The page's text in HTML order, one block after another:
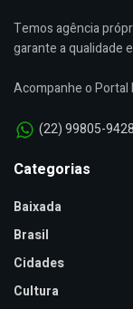
Temos agência
garante a qualidade
Acompanhe o
(22) 99805-9428
Categorias
Baixada
Brasil
Cidades
Cultura